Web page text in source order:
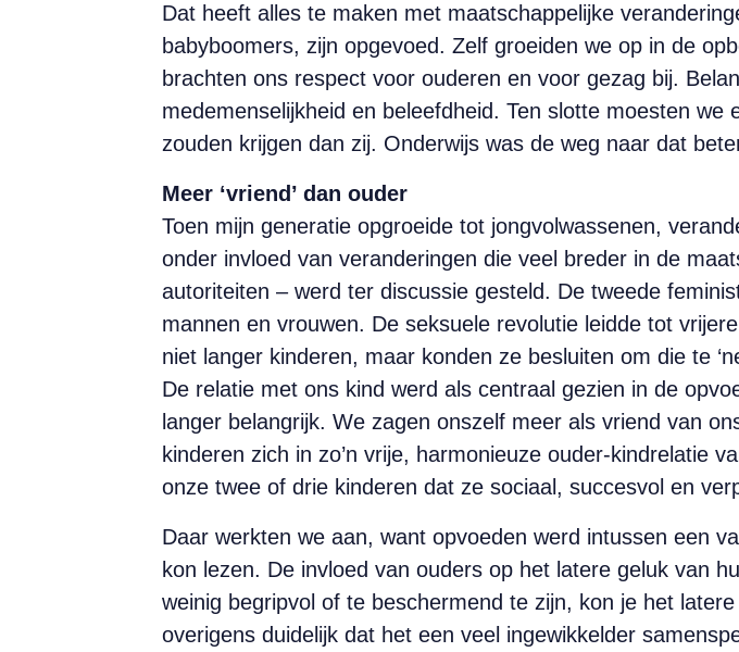
Dat heeft alles te maken met maatschappelijke
babyboomers, zijn opgevoed. Zelf groeiden we op in de
brachten ons respect voor ouderen en voor gezag bij.
medemenselijkheid en beleefdheid. Ten slotte moesten
zouden krijgen dan zij. Onderwijs was de weg naar dat
Meer ‘vriend’ dan ouder
Toen mijn generatie opgroeide tot jongvolwassenen,
onder invloed van veranderingen die veel breder in de
autoriteiten – werd ter discussie gesteld. De tweede
mannen en vrouwen. De seksuele revolutie leidde tot
niet langer kinderen, maar konden ze besluiten om die te
De relatie met ons kind werd als centraal gezien in de
langer belangrijk. We zagen onszelf meer als vriend van
kinderen zich in zo’n vrije, harmonieuze ouder-kindrelatie
onze twee of drie kinderen dat ze sociaal, succesvol en
Daar werkten we aan, want opvoeden werd intussen een
kon lezen. De invloed van ouders op het latere geluk van
weinig begripvol of te beschermend te zijn, kon je het
overigens duidelijk dat het een veel ingewikkelder